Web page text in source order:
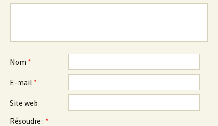
Nom *
E-mail *
Site web
Résoudre : *